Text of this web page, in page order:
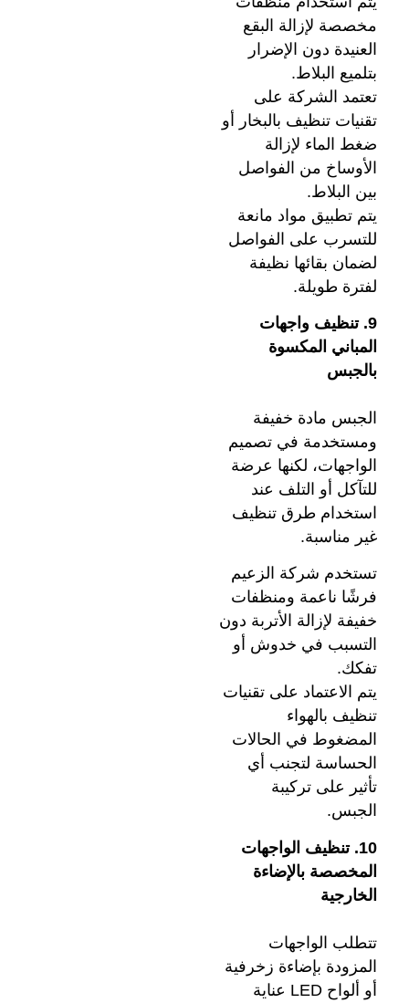
مخصصة لإزالة البقع
العنيدة دون الإضرار
بتلميع البلاط.
تعتمد الشركة على
تقنيات تنظيف بالبخار أو
ضغط الماء لإزالة
الأوساخ من الفواصل
بين البلاط.
يتم تطبيق مواد مانعة
للتسرب على الفواصل
لضمان بقائها نظيفة
لفترة طويلة.
9. تنظيف واجهات
المباني المكسوة
بالجبس
الجبس مادة خفيفة
ومستخدمة في تصميم
الواجهات، لكنها عرضة
للتآكل أو التلف عند
استخدام طرق تنظيف
غير مناسبة.
تستخدم شركة الزعيم
فرشًا ناعمة ومنظفات
خفيفة لإزالة الأتربة دون
التسبب في خدوش أو
تفكك.
يتم الاعتماد على تقنيات
تنظيف بالهواء
المضغوط في الحالات
الحساسة لتجنب أي
تأثير على تركيبة
الجبس.
10. تنظيف الواجهات
المخصصة بالإضاءة
الخارجية
تتطلب الواجهات
المزودة بإضاءة زخرفية
أو ألواح LED عناية